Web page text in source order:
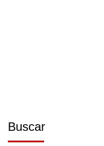
Buscar